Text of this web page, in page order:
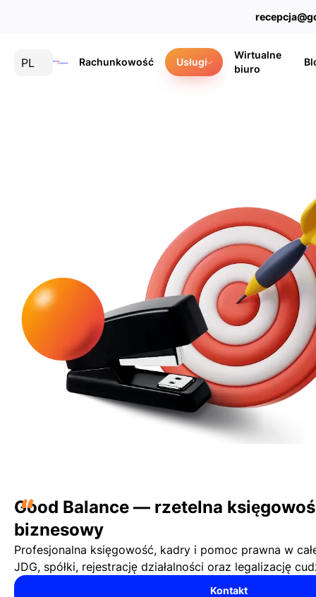
PL Rachunkowość Usługi
Wirtualne
biuro
“
Good Balance — rzetelna
biznesowy
Profesjonalna księgowość, kadry i pomoc prawna w
JDG, spółki, rejestrację działalności oraz legalizację
Kontakt